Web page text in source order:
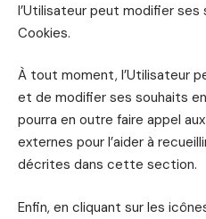
l’Utilisateur peut modifier
Cookies.
À tout moment, l’Utilisateur
et de modifier ses souhaits
pourra en outre faire appel
externes pour l’aider à
décrites dans cette section.
Enfin, en cliquant sur les